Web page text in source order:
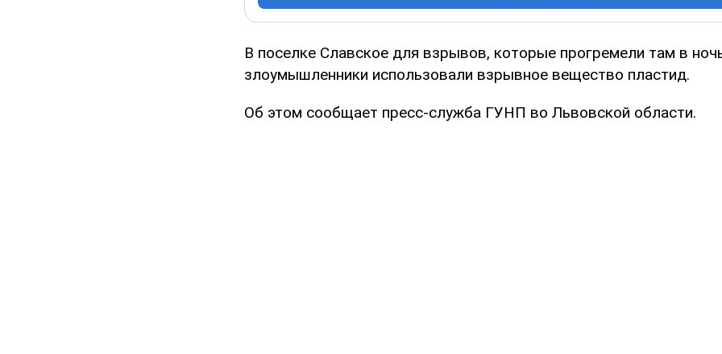
В поселке Славское для взрывов, которые прогремели там в
злоумышленники использовали взрывное вещество пластид.
Об этом сообщает пресс-служба ГУНП во Львовской области.